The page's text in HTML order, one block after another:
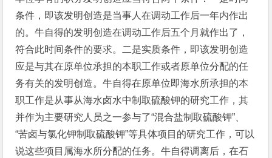
条件，即该发明创造是当事人在调动工作后一年内作出
的。牛自得的发明创造在调动工作后五个月就作出了，
符合此时间条件的要求。二是实质条件，即该发明创造
应是与其在原单位承担的本职工作或者原单位分配的任
务有关的发明创造。牛自得在原单位即海水所承担的本
职工作是从事从海水卤水中制取硫酸钾的研究工作，其
并作为主要研究人员之一参与了“混合盐制取硫酸钾”、
“苦卤与氯化钾制取硫酸钾”等具体项目的研究工作，可以
说这些项目属海水所分配的任务。牛自得调离后，在石